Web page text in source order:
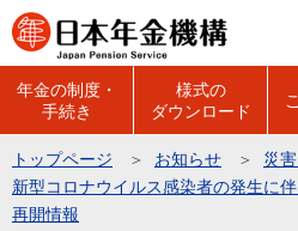
こ
の
の
先
年金の制度・
手続き
様式の
ダウンロード
トップページ お知らせ
災
新型コロナウイルス感染者の発生に
再開情報